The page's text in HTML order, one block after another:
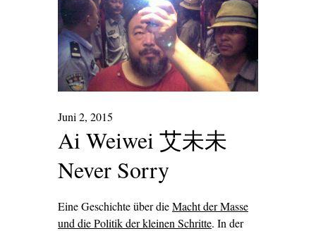
Juni 2, 2015
Ai Weiwei 艾未未
Never Sorry
Eine Geschichte über dieMacht der Masse
und die Politik der kleinen Schritte. In der